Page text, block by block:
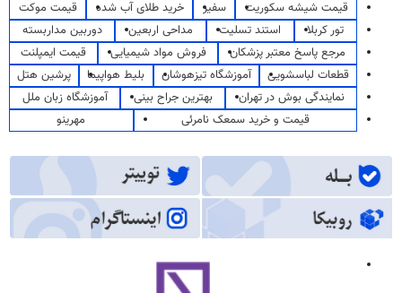
قیمت شیشه سکوریت سفیر خرید طلای آب شده
قیمت موکت
تور کربلا
استند تسلیت مداحی اربعین
دوربین مداربسته
مرجع پاسخ معتبر پزشکان
فروش مواد شیمیایی
قیمت ایمپلنت
قطعات لباسشویی
آموزشگاه تیزهوشان بلیط هواپیما
پرشین هتل
نمایندگی بوش در تهران
بهترین جراح بینی
آموزشگاه زبان ملل
قیمت و خرید سمعک نامرئی
مهرینو